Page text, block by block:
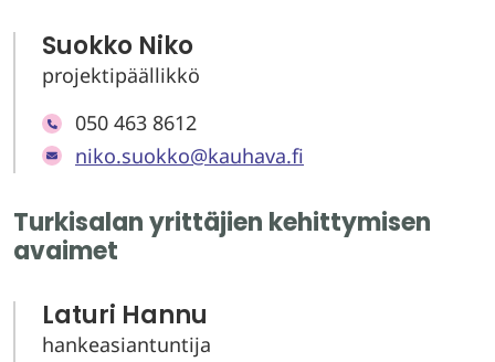
Suokko Niko
projektipäällikkö
050 463 8612
niko.suokko@kauhava.fi
Turkisalan yrittäjien kehittymisen
avaimet
Laturi Hannu
hankeasiantuntija